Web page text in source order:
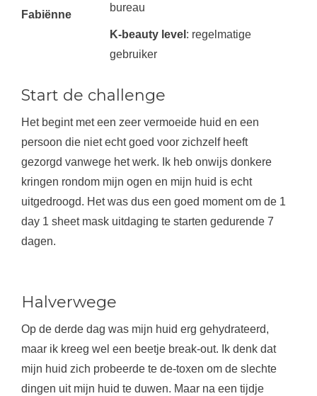
Fabiënne
bureau
K-beauty level : regelmatige
gebruiker
Start de challenge
Het begint met een zeer vermoeide huid en een
persoon die niet echt goed voor zichzelf heeft
gezorgd vanwege het werk. Ik heb onwijs donkere
kringen rondom mijn ogen en mijn huid is echt
uitgedroogd. Het was dus een goed moment om de 1
day 1 sheet mask uitdaging te starten gedurende 7
dagen.
Halverwege
Op de derde dag was mijn huid erg gehydrateerd,
maar ik kreeg wel een beetje break-out. Ik denk dat
mijn huid zich probeerde te de-toxen om de slechte
dingen uit mijn huid te duwen. Maar na een tijdje